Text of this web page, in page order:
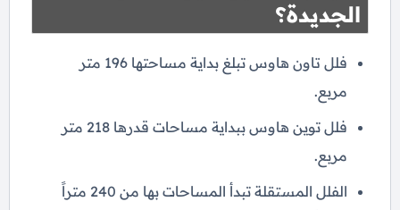
الجديدة؟
فلل تاون هاوس تبلغ بداية مساحتها 196 متر
مربع.
فلل توين هاوس ببداية مساحات قدرها 218 متر
مربع.
الفلل المستقلة تبدأ المساحات بها من 240 متراً